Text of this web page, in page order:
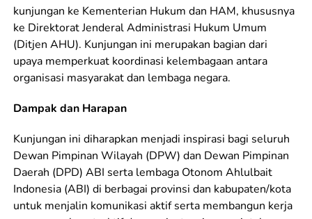
kunjungan ke Kementerian Hukum dan HAM, khususnya
ke Direktorat Jenderal Administrasi Hukum Umum
(Ditjen AHU). Kunjungan ini merupakan bagian dari
upaya memperkuat koordinasi kelembagaan antara
organisasi masyarakat dan lembaga negara.
Dampak dan Harapan
Kunjungan ini diharapkan menjadi inspirasi bagi seluruh
Dewan Pimpinan Wilayah (DPW) dan Dewan Pimpinan
Daerah (DPD) ABI serta lembaga Otonom Ahlulbait
Indonesia (ABI) di berbagai provinsi dan kabupaten/kota
untuk menjalin komunikasi aktif serta membangun kerja